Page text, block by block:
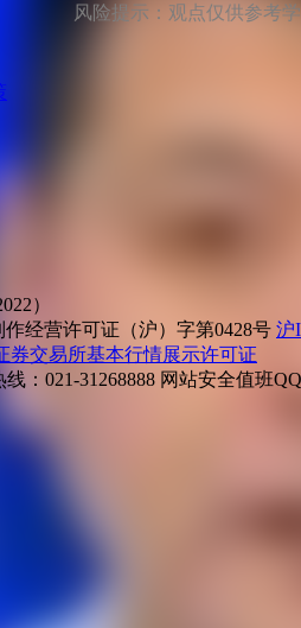
风险提示：观点仅供参考
）
作经营许可证（沪）字第0428号 沪
券交易所基本行情展示许可证
：021-31268888 网站安全值班